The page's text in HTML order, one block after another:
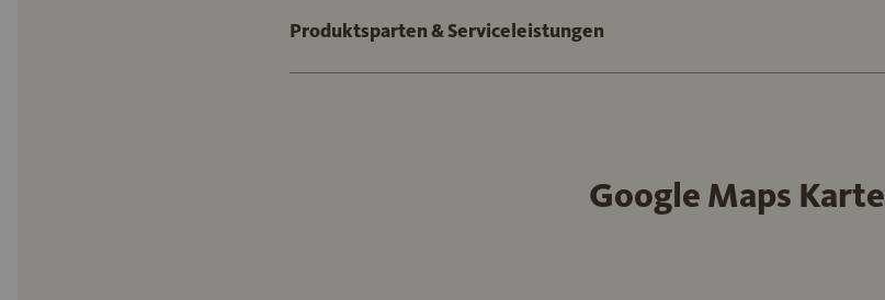
Produktsparten & Serviceleistungen
Google Maps Karte